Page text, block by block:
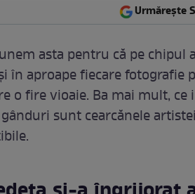
Urmărește
asta pentru că pe
în aproape fiecare
o fire vioaie. Ba mai mult,
sunt cearcănele